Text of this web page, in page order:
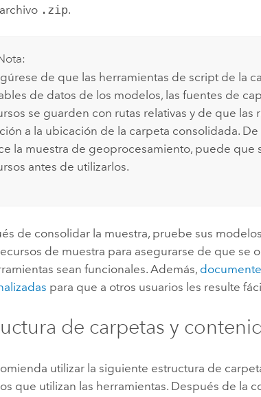
.zip.
de que las herramientas de script de la
de datos de los modelos, las fuentes de
se guarden con rutas relativas y de que las
a la ubicación de la carpeta consolidada.
la muestra de geoprocesamiento, puede que
antes de utilizarlos.
de consolidar la muestra, pruebe sus
de muestra para asegurarse de que se
sean funcionales. Además,
para que a otros usuarios les resulte
de carpetas y
utilizar la siguiente estructura de
que utilizan las herramientas. Después de la